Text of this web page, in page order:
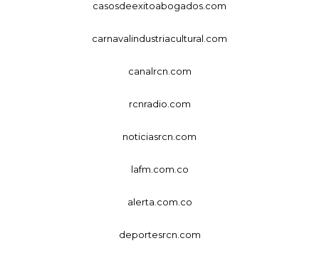
casosdeexitoabogados.com
carnavalindustriacultural.com
canalrcn.com
rcnradio.com
noticiasrcn.com
lafm.com.co
alerta.com.co
deportesrcn.com